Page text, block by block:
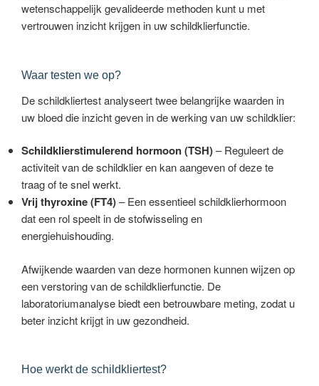
wetenschappelijk gevalideerde methoden kunt u met
vertrouwen inzicht krijgen in uw schildklierfunctie.
Waar testen we op?
De schildkliertest analyseert twee belangrijke waarden in
uw bloed die inzicht geven in de werking van uw schildklier:
Schildklierstimulerend hormoon (TSH)– Reguleert de
activiteit van de schildklier en kan aangeven of deze te
traag of te snel werkt.
Vrij thyroxine (FT4)– Een essentieel schildklierhormoon
dat een rol speelt in de stofwisseling en
energiehuishouding.
Afwijkende waarden van deze hormonen kunnen wijzen op
een verstoring van de schildklierfunctie. De
laboratoriumanalyse biedt een betrouwbare meting, zodat u
beter inzicht krijgt in uw gezondheid.
Hoe werkt de schildkliertest?